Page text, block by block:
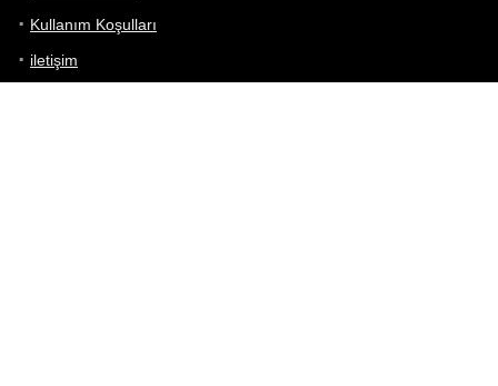
Kullanım Koşulları
iletişim